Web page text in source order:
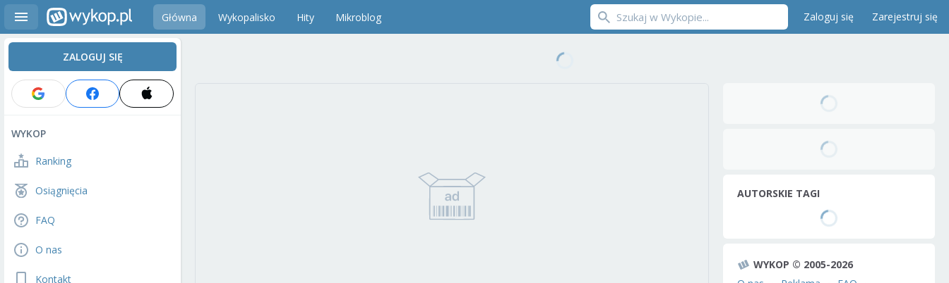
Główna Wykopalisko Hity Mikroblog Zaloguj się Zarejestruj się
ZALOGUJ SIĘ
WYKOP
Ranking
Osiągnięcia
FAQ
O nas
Kontakt
AUTORSKIE TAGI
WYKOP © 2005-2026